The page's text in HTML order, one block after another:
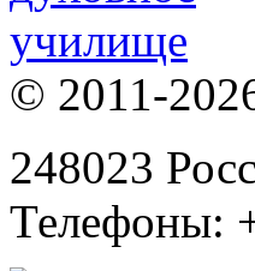
© 2011-
248023
Телефоны: